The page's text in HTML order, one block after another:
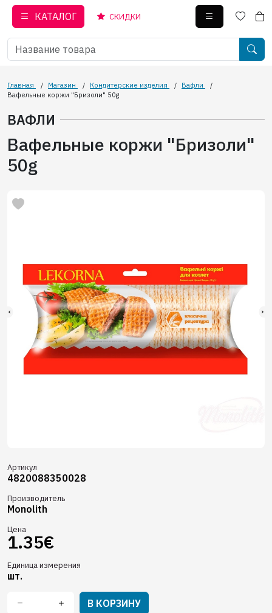
КАТАЛОГ СКИДКИ
Главная / Магазин / Кондитерские изделия / Вафли
/
Вафельные коржи "Бризоли" 50g
ВАФЛИ
Вафельные коржи "Бризоли"
50g
Артикул
4820088350028
Производитель
Monolith
Цена
1.35€
Единица измерения
шт.
В КОРЗИНУ